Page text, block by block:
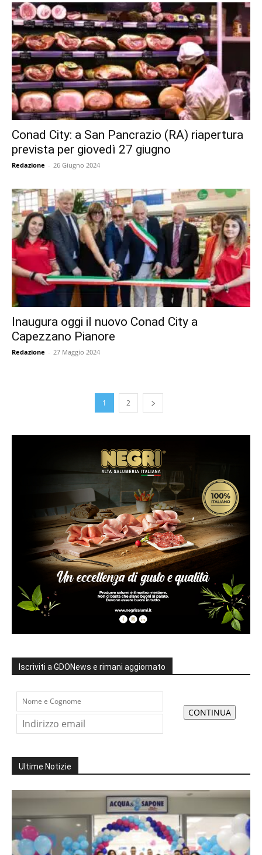
Conad City: a San Pancrazio (RA) riapertura
prevista per giovedì 27 giugno
Redazione - 26 Giugno 2024
Inaugura oggi il nuovo Conad City a
Capezzano Pianore
Redazione - 27 Maggio 2024
1 2
Iscriviti a GDONews e rimani aggiornato
Ultime Notizie